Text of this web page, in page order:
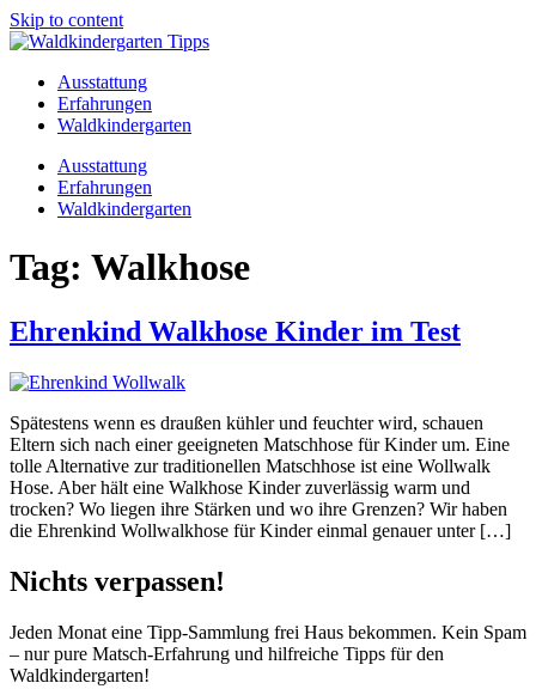
Skip to content
Ausstattung
Erfahrungen
Waldkindergarten
Ausstattung
Erfahrungen
Waldkindergarten
Tag: Walkhose
Ehrenkind Walkhose Kinder im Test
Spätestens wenn es draußen kühler und feuchter wird, schauen
Eltern sich nach einer geeigneten Matschhose für Kinder um. Eine
tolle Alternative zur traditionellen Matschhose ist eine Wollwalk
Hose. Aber hält eine Walkhose Kinder zuverlässig warm und
trocken? Wo liegen ihre Stärken und wo ihre Grenzen? Wir haben
die Ehrenkind Wollwalkhose für Kinder einmal genauer unter […]
Nichts verpassen!
Jeden Monat eine Tipp-Sammlung frei Haus bekommen. Kein Spam
– nur pure Matsch-Erfahrung und hilfreiche Tipps für den
Waldkindergarten!